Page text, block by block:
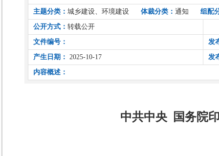
主题分类： 城乡建设、环境建设 体裁分类： 通知 组配
公开方式： 转载公开
文件编号： 发
产生日期： 2025-10-17 发
内容概述：
中共中央 国务院